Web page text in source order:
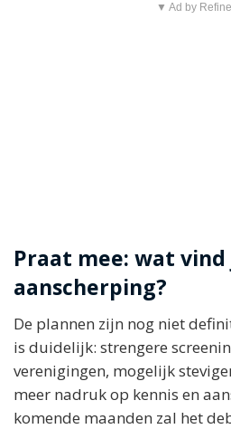
▼ Ad by
Praat mee: wat
aanscherping?
De plannen zijn nog niet
is duidelijk: strengere
verenigingen, mogelijk
meer nadruk op kennis en
komende maanden zal het